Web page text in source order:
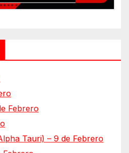
Febrero
Tauri) – 9 de Febrero